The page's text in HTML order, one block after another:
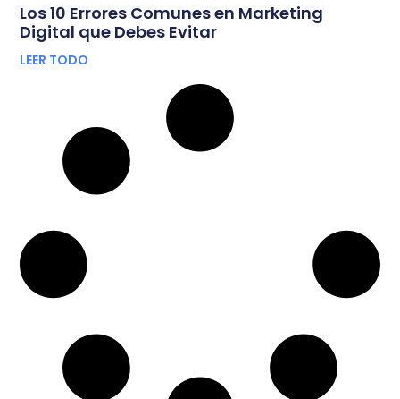
Los 10 Errores Comunes en Marketing
Digital que Debes Evitar
LEER TODO